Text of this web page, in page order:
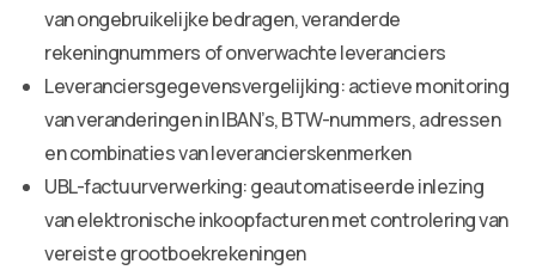
van ongebruikelijke bedragen, veranderde
rekeningnummers of onverwachte leveranciers
Leveranciersgegevensvergelijking: actieve monitoring
van veranderingen in IBAN’s, BTW-nummers, adressen
en combinaties van leverancierskenmerken
UBL-factuurverwerking: geautomatiseerde inlezing
van elektronische inkoopfacturen met controlering van
vereiste grootboekrekeningen